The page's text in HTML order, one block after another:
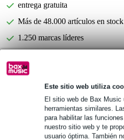
Este sitio web utiliza
El sitio web de Bax
herramientas similares.
para habilitar las
nuestro sitio web y te
usuario óptima. También
entrega gratuita
Más de 48.000 artículos en stock
1.250 marcas líderes
Información del producto
26 buses de mezcla
Especificaciones completas